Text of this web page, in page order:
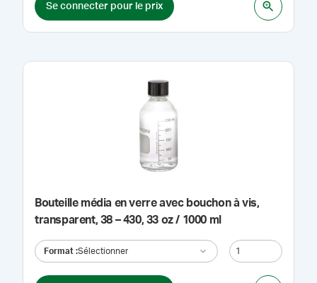
Se connecter pour le prix
Bouteille média en verre avec bouchon à vis,
transparent, 38 – 430, 33 oz / 1000 ml
Format :Sélectionner